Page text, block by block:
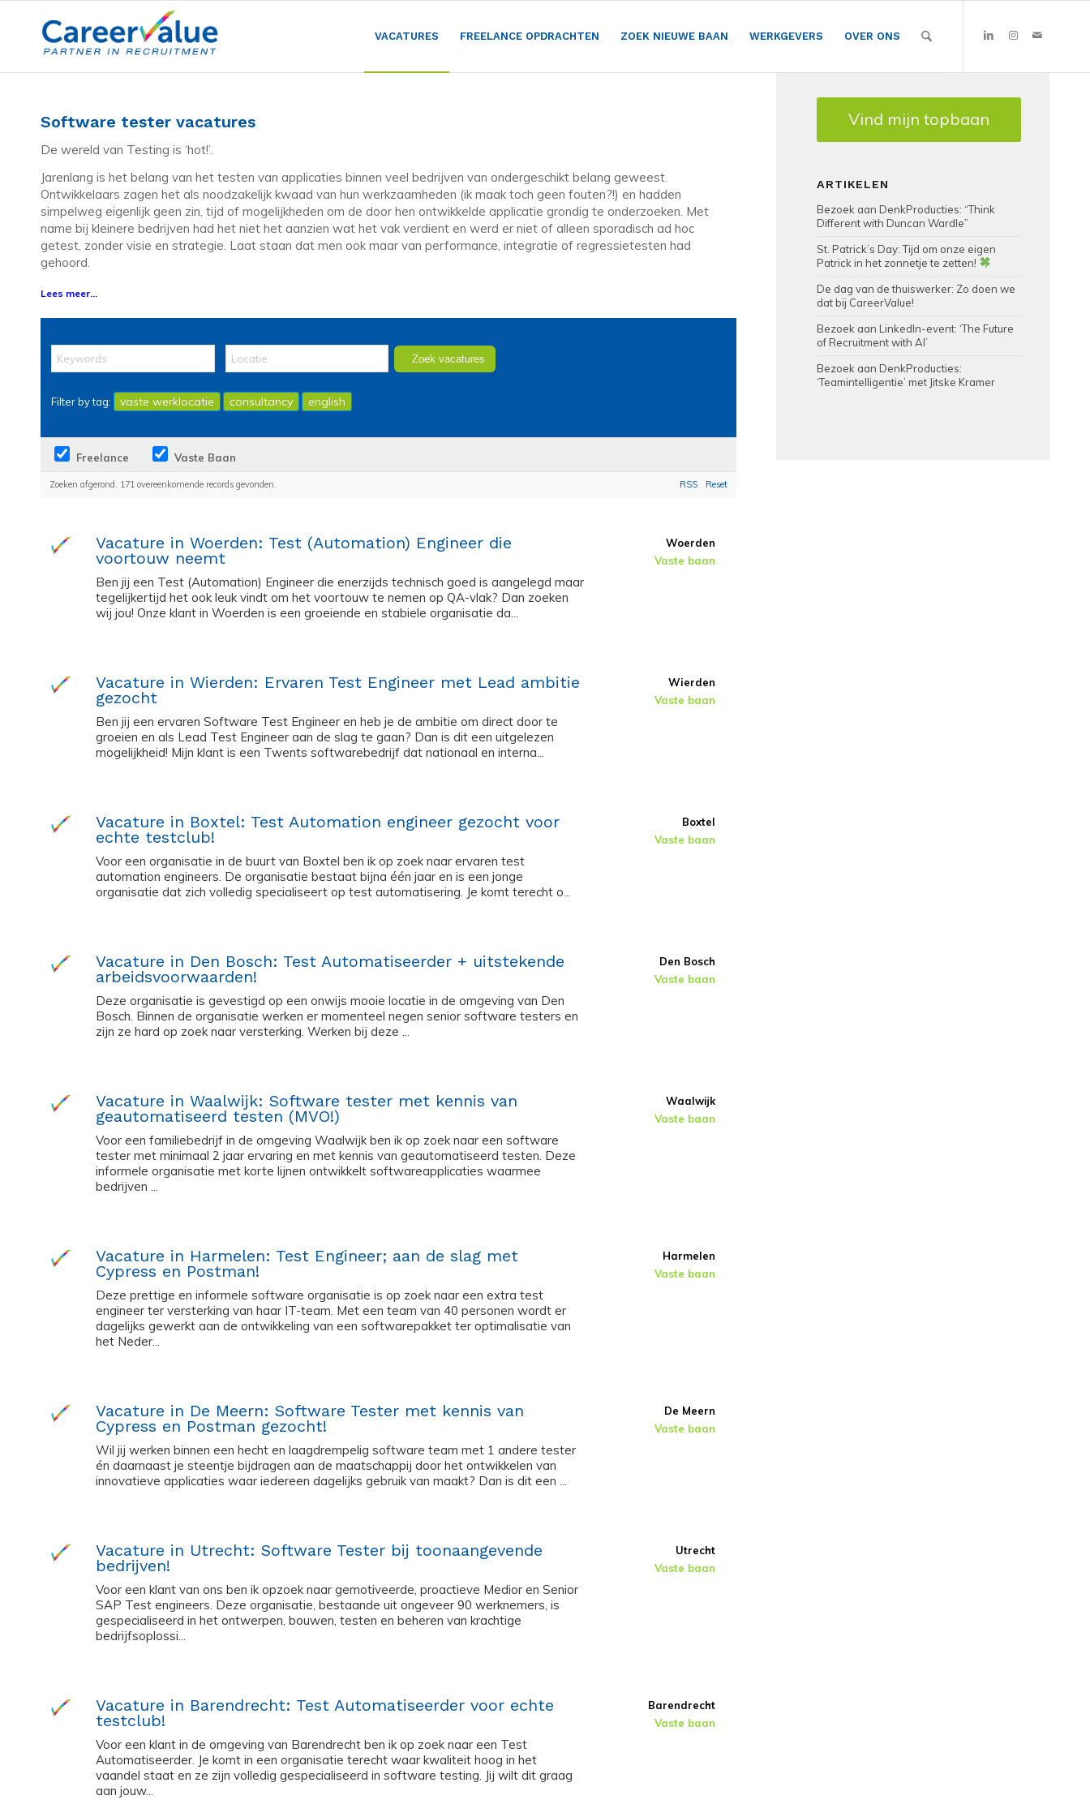
VACATURES FREELANCE OPDRACHTEN ZOEK NIEUWE BAAN WERKGEVERS OVER ONS
Software tester vacatures
De wereld van Testing is ‘hot!’.
Jarenlang is het belang van het testen van applicaties binnen veel bedrijven van ondergeschikt belang geweest.
Ontwikkelaars zagen het als noodzakelijk kwaad van hun werkzaamheden (ik maak toch geen fouten?!) en hadden
simpelweg eigenlijk geen zin, tijd of mogelijkheden om de door hen ontwikkelde applicatie grondig te onderzoeken. Met
name bij kleinere bedrijven had het niet het aanzien wat het vak verdient en werd er niet of alleen sporadisch ad hoc
getest, zonder visie en strategie. Laat staan dat men ook maar van performance, integratie of regressietesten had
gehoord.
Lees meer...
Filter by tag: vaste werklocatie consultancy english
Freelance Vaste Baan
Zoeken afgerond. 171 overeenkomende records gevonden. Reset
RSS
Vacature in Woerden: Test (Automation) Engineer die
voortouw neemt
Ben jij een Test (Automation) Engineer die enerzijds technisch goed is aangelegd maar
tegelijkertijd het ook leuk vindt om het voortouw te nemen op QA-vlak? Dan zoeken
wij jou! Onze klant in Woerden is een groeiende en stabiele organisatie da...
Woerden
Vaste baan
Vacature in Wierden: Ervaren Test Engineer met Lead ambitie
gezocht
Ben jij een ervaren Software Test Engineer en heb je de ambitie om direct door te
groeien en als Lead Test Engineer aan de slag te gaan? Dan is dit een uitgelezen
mogelijkheid! Mijn klant is een Twents softwarebedrijf dat nationaal en interna...
Wierden
Vaste baan
Vacature in Boxtel: Test Automation engineer gezocht voor
echte testclub!
Voor een organisatie in de buurt van Boxtel ben ik op zoek naar ervaren test
automation engineers. De organisatie bestaat bijna één jaar en is een jonge
organisatie dat zich volledig specialiseert op test automatisering. Je komt terecht o...
Boxtel
Vaste baan
Vacature in Den Bosch: Test Automatiseerder + uitstekende
arbeidsvoorwaarden!
Deze organisatie is gevestigd op een onwijs mooie locatie in de omgeving van Den
Bosch. Binnen de organisatie werken er momenteel negen senior software testers en
zijn ze hard op zoek naar versterking. Werken bij deze ...
Den Bosch
Vaste baan
Vacature in Waalwijk: Software tester met kennis van
geautomatiseerd testen (MVO!)
Voor een familiebedrijf in de omgeving Waalwijk ben ik op zoek naar een software
tester met minimaal 2 jaar ervaring en met kennis van geautomatiseerd testen. Deze
informele organisatie met korte lijnen ontwikkelt softwareapplicaties waarmee
bedrijven ...
Waalwijk
Vaste baan
Vacature in Harmelen: Test Engineer; aan de slag met
Cypress en Postman!
Deze prettige en informele software organisatie is op zoek naar een extra test
engineer ter versterking van haar IT-team. Met een team van 40 personen wordt er
dagelijks gewerkt aan de ontwikkeling van een softwarepakket ter optimalisatie van
het Neder...
Harmelen
Vaste baan
Vacature in De Meern: Software Tester met kennis van
Cypress en Postman gezocht!
Wil jij werken binnen een hecht en laagdrempelig software team met 1 andere tester
én daarnaast je steentje bijdragen aan de maatschappij door het ontwikkelen van
innovatieve applicaties waar iedereen dagelijks gebruik van maakt? Dan is dit een ...
De Meern
Vaste baan
Vacature in Utrecht: Software Tester bij toonaangevende
bedrijven!
Voor een klant van ons ben ik opzoek naar gemotiveerde, proactieve Medior en Senior
SAP Test engineers. Deze organisatie, bestaande uit ongeveer 90 werknemers, is
gespecialiseerd in het ontwerpen, bouwen, testen en beheren van krachtige
bedrijfsoplossi...
Utrecht
Vaste baan
Vacature in Barendrecht: Test Automatiseerder voor echte
testclub!
Voor een klant in de omgeving van Barendrecht ben ik op zoek naar een Test
Automatiseerder. Je komt in een organisatie terecht waar kwaliteit hoog in het
vaandel staat en ze zijn volledig gespecialiseerd in software testing. Jij wilt dit graag
aan jouw...
Barendrecht
Vaste baan
Vind mijn topbaan
ARTIKELEN
Bezoek aan DenkProducties: “Think
Different with Duncan Wardle”
St. Patrick’s Day: Tijd om onze eigen
Patrick in het zonnetje te zetten!
De dag van de thuiswerker: Zo doen we
dat bij CareerValue!
Bezoek aan LinkedIn-event: ‘The Future
of Recruitment with AI’
Bezoek aan DenkProducties:
‘Teamintelligentie’ met Jitske Kramer